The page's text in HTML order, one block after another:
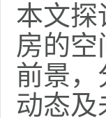
本文探
房的空
前景，
动态及